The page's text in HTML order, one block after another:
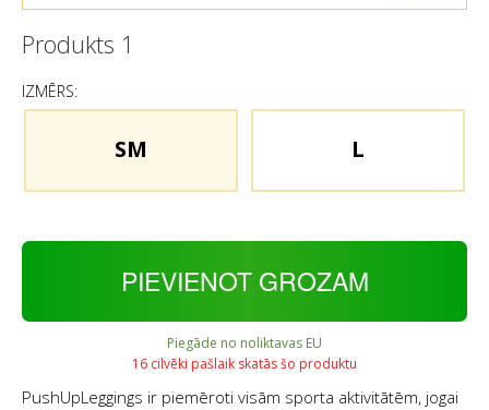
Produkts 1
IZMĒRS:
SM L
PIEVIENOT GROZAM
Piegāde no noliktavas EU
16 cilvēki pašlaik skatās šo produktu
PushUpLeggings ir piemēroti visām sporta aktivitātēm, jogai